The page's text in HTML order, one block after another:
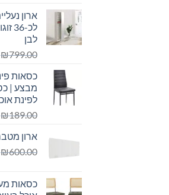
ארון
לכ-
לבן
₪799.00
כסאות
מבצע |
לפינת
₪189.00
ארון
₪600.00
כסאות